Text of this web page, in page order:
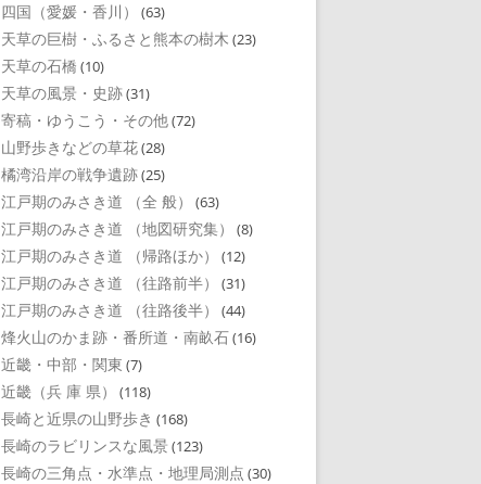
四国（愛媛・香川） (63)
天草の巨樹・ふるさと熊本の樹木 (23)
天草の石橋 (10)
天草の風景・史跡(31)
寄稿・ゆうこう・その他(72)
山野歩きなどの草花(28)
橘湾沿岸の戦争遺跡(25)
江戸期のみさき道 （全 般） (63)
江戸期のみさき道 （地図研究集） (8)
江戸期のみさき道 （帰路ほか） (12)
江戸期のみさき道 （往路前半） (31)
江戸期のみさき道 （往路後半） (44)
烽火山のかま跡・番所道・南畝石(16)
近畿・中部・関東 (7)
近畿（兵 庫 県） (118)
長崎と近県の山野歩き (168)
長崎のラビリンスな風景 (123)
長崎の三角点・水準点・地理局測点 (30)